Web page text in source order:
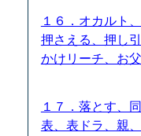
１６．オカルト
押さえる、押し
かけリーチ、お
１７．落とす、
表、表ドラ、親